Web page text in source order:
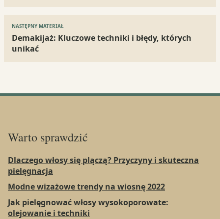
NASTĘPNY MATERIAŁ
Demakijaż: Kluczowe techniki i błędy, których
unikać
Warto sprawdzić
Dlaczego włosy się plączą? Przyczyny i skuteczna
pielęgnacja
Modne wizażowe trendy na wiosnę 2022
Jak pielęgnować włosy wysokoporowate:
olejowanie i techniki